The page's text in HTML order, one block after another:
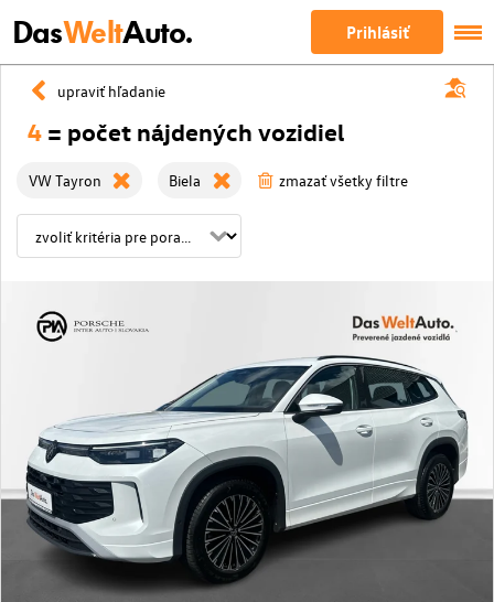
DasWeltAuto. Prihlásiť
upraviť hľadanie
4 = počet nájdených vozidiel
VW Tayron Biela zmazať všetky filtre